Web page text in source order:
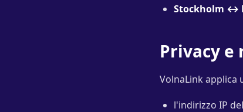
Stockholm ↔
Privacy e
VolnaLink applica
l'indirizzo IP